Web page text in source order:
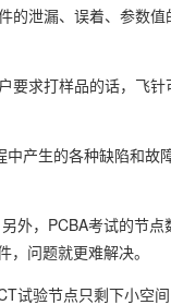
的泄漏、误着、参数
求打样品的话，飞
产生的各种缺陷和故
外，PCBA考试的节
问题就更难解决。
试验节点只剩下小空